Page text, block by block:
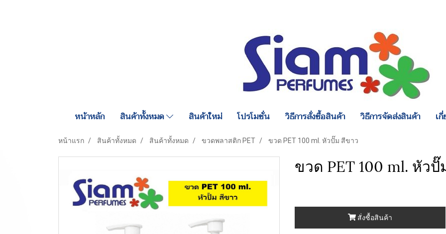
หน้าหลัก สินค้าทั้งหมด สินค้าใหม่ โปรโมชั่น วิธีการสั่งซื้อสินค้า วิธีการจัดส่งสินค้า เ
หน้าแรก สินค้าทั้งหมด สินค้าทั้งหมด ขวดพลาสติก PET ขวด PET 100 ml. หัวปั๊ม สีขาว
ขวด PET 100 ml. หัว
สั่งซื้อสินค้า